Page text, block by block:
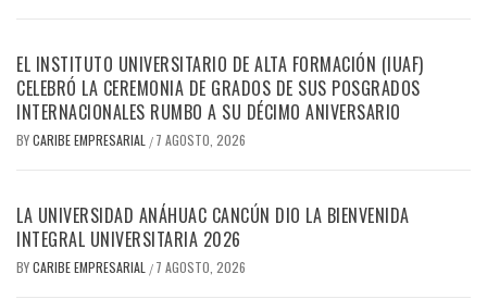
EL INSTITUTO UNIVERSITARIO DE ALTA FORMACIÓN (IUAF)
CELEBRÓ LA CEREMONIA DE GRADOS DE SUS POSGRADOS
INTERNACIONALES RUMBO A SU DÉCIMO ANIVERSARIO
BYCARIBE EMPRESARIAL / 7 AGOSTO, 2026
LA UNIVERSIDAD ANÁHUAC CANCÚN DIO LA BIENVENIDA
INTEGRAL UNIVERSITARIA 2026
BYCARIBE EMPRESARIAL / 7 AGOSTO, 2026